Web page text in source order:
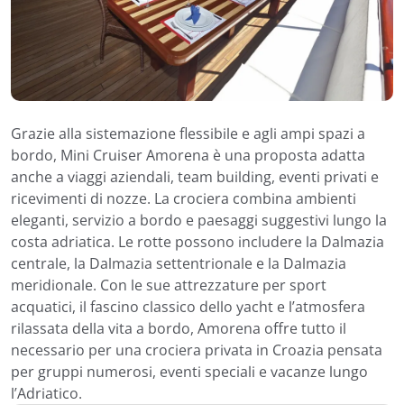
Grazie alla sistemazione flessibile e agli ampi spazi a
bordo, Mini Cruiser Amorena è una proposta adatta
anche a viaggi aziendali, team building, eventi privati e
ricevimenti di nozze. La crociera combina ambienti
eleganti, servizio a bordo e paesaggi suggestivi lungo la
costa adriatica. Le rotte possono includere la Dalmazia
centrale, la Dalmazia settentrionale e la Dalmazia
meridionale. Con le sue attrezzature per sport
acquatici, il fascino classico dello yacht e l’atmosfera
rilassata della vita a bordo, Amorena offre tutto il
necessario per una crociera privata in Croazia pensata
per gruppi numerosi, eventi speciali e vacanze lungo
l’Adriatico.